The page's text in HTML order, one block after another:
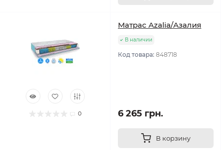
0
Матрас Azalia/Азалия
В наличии
Код товара: 848718
6 265 грн.
В корзину